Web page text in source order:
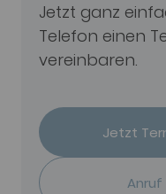
Jetzt ganz
Telefon einen
vereinbaren.
Jetzt
Anruf